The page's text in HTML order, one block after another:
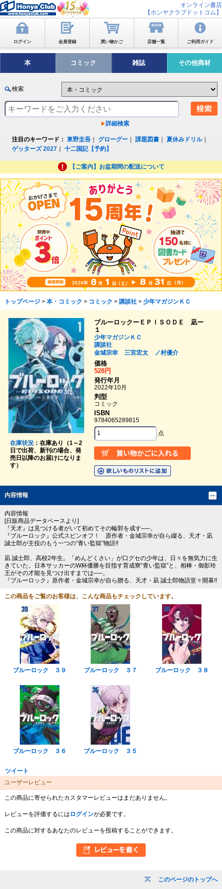
オンライン書店
【ホンヤクラブドットコム】
ログイン 会員登録 買い物かご 店舗一覧 ご利用ガイド
本 コミック 雑誌 その他商材
検索
詳細検索
注目のキーワード： 東野圭吾 グローグー ｜課題図書 ｜夏休みドリル｜
ゲッターズ 2027 ｜十二国記【予約】
【ご案内】お盆期間の配送について
このページのトップへ
トップページ> 本・コミック > コミック > 講談社> 少年マガジンＫＣ
在庫状況：在庫あり（1～2
日で出荷、新刊の場合、発
売日以降のお届けになりま
す）
ブルーロックーＥＰＩＳＯＤＥ 凪ー
１
少年マガジンＫＣ
講談社
金城宗幸
三宮宏太
ノ村優介
価格
528円
発行年月
2022年10月
判型
コミック
ISBN
9784065289815
点
内容情報
内容情報
[日販商品データベースより]
『天才』は見つける者がいて初めてその輪郭を成す──。
『ブルーロック』公式スピンオフ！ 原作者・金城宗幸が自ら綴る、天才・凪
誠士郎が主役のもう一つの“青い監獄”物語!!
凪 誠士郎、高校2年生。「めんどくさい」が口グセの少年は、日々を無気力に生
きていた。日本サッカーのW杯優勝を目指す育成寮“青い監獄”と、相棒・御影玲
王がその才能を見つけ出すまでは──。
『ブルーロック』原作者・金城宗幸が自ら贈る、天才・凪 誠士郎物語堂々開幕!!
この商品をご覧のお客様は、こんな商品もチェックしています。
ブルーロック ３９ ブルーロック ３７ ブルーロック ３８
ブルーロック ３６ ブルーロック ３５
ツイート
ユーザーレビュー
この商品に寄せられたカスタマーレビューはまだありません。
レビューを評価するには ログインが必要です。
この商品に対するあなたのレビューを投稿することができます。